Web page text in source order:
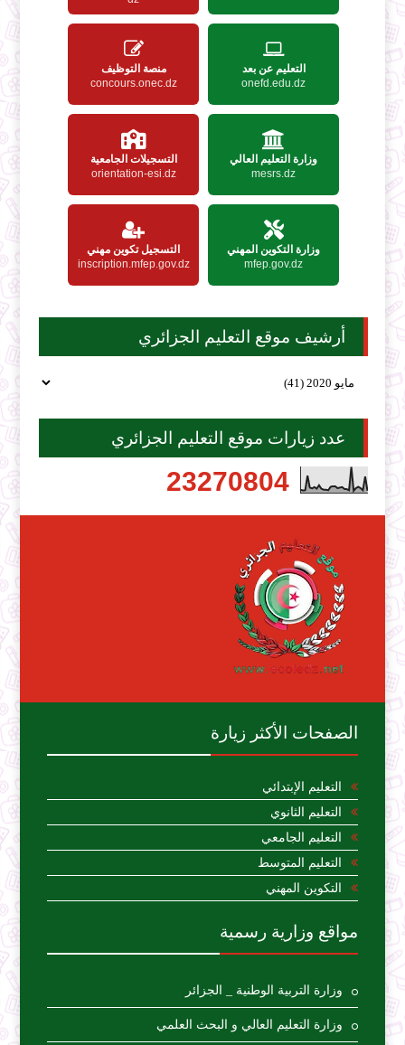
التعليم عن بعد
onefd.edu.dz
منصة التوظيف
concours.onec.dz
وزارة التعليم العالي
mesrs.dz
التسجيلات الجامعية
orientation-esi.dz
وزارة التكوين المهني
mfep.gov.dz
التسجيل تكوين مهني
inscription.mfep.gov.dz
أرشيف موقع التعليم الجزائري
عدد زيارات موقع التعليم الجزائري
23270804
الصفحات الأكثر زيارة
التعليم الإبتدائي
التعليم الثانوي
التعليم الجامعي
التعليم المتوسط
التكوين المهني
مواقع وزارية رسمية
وزارة التربية الوطنية _ الجزائر
وزارة التعليم العالي و البحث العلمي